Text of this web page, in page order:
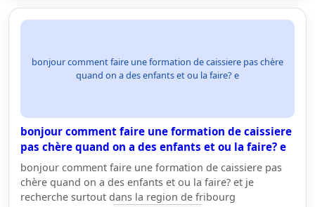
bonjour comment faire une formation de caissiere pas chère
quand on a des enfants et ou la faire? e
bonjour comment faire une formation de caissiere
pas chère quand on a des enfants et ou la faire? e
bonjour comment faire une formation de caissiere pas
chère quand on a des enfants et ou la faire? et je
recherche surtout dans la region de fribourg